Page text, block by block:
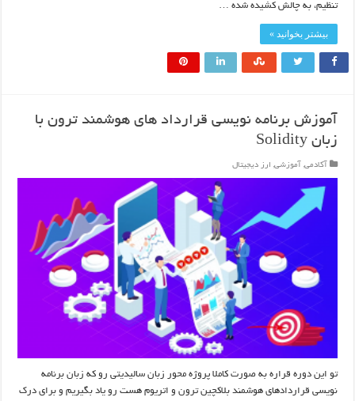
تنظیم، به چالش کشیده شده …
بیشتر بخوانید »
آموزش برنامه نویسی قرارداد های هوشمند ترون با
زبان Solidity
آکادمی, آموزشی, ارز دیجیتال
تو این دوره قراره به صورت کاملا پروژه محور زبان سالیدیتی رو که زبان برنامه
نویسی قراردادهای هوشمند بلاکچین ترون و اتریوم هست رو یاد بگیریم و برای درک